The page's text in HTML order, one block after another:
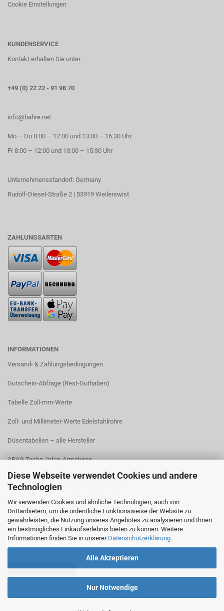
Diese Webseite verwendet Cookies und andere
Technologien
Wir verwenden Cookies und ähnliche Technologien, auch von
Drittanbietern, um die ordentliche Funktionsweise der Website zu
gewährleisten, die Nutzung unseres Angebotes zu analysieren und Ihnen
ein bestmögliches Einkaufserlebnis bieten zu können. Weitere
Informationen finden Sie in unserer Datenschutzerklärung.
Alle Akzeptieren
Nur Notwendige
Cookie Einstellungen
KUNDENSERVICE
Kontakt erhalten Sie unter
+49 (0) 22 22 - 91 98 70
info@bahre.net
Mo – Do 8:00 – 12:00 und 13:00 – 16:30 Uhr
Fr 8:00 – 12:00 und 13:00 – 15:30 Uhr
Unternehmensstandort: Germany
Rudolf-Diesel-Straße 2 | 53919 Weilerswist
ZAHLUNGSARTEN
INFORMATIONEN
Versand- & Zahlungsbedingungen​
Gutschein-Abfrage (Rest-Guthaben)
Tabelle Zoll-mm-Werte
Zoll- und Millimeter-Werte Edelstahlrohre
Düsentabellen – alle Hersteller
ARAG Techn. Infos Armaturen
ARAG Installation Gleichdruck-Armaturen
ARAG Installation Armaturen Sprühgeräte
Lechler Behälter- und Tankreinigung
TeeJet Technische Informationen
Vertrag widerrufen